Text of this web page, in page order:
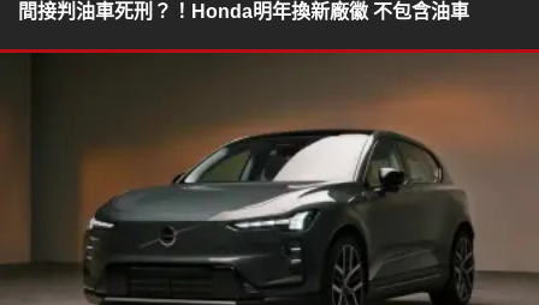
間接判油車死刑？！Honda明年換新廠徽 不包含油車